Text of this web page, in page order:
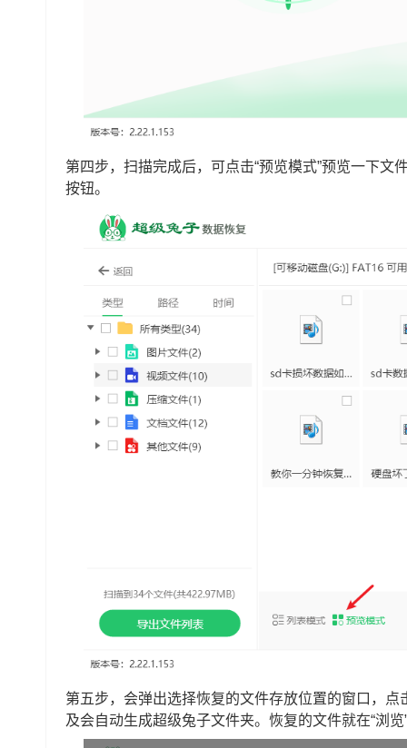
第四步，扫描完成后，可点击“预览模式”预览一下文
按钮。
第五步，会弹出选择恢复的文件存放位置的窗口，
及会自动生成超级兔子文件夹。恢复的文件就在“浏